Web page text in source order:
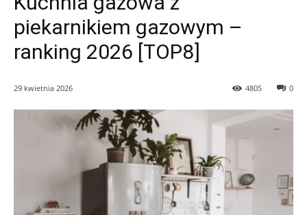
piekarnikiem gazowym –
ranking 2026 [TOP8]
29 kwietnia 2026 0
4805